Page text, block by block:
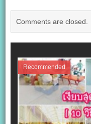
Comments are closed.
Recommended